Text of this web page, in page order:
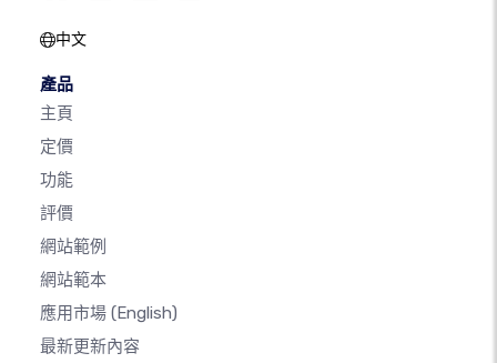
中文
產品
主頁
定價
功能
評價
網站範例
網站範本
應用市場 (English)
最新更新內容